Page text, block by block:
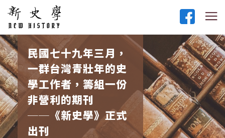
民國七十九年三月，
一群台灣青壯年的史
學工作者，籌組一份
非營利的期刊
──《新史學》正式
出刊